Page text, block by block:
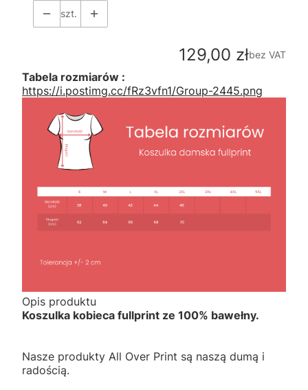
szt.
Cena
129,00 złbez VAT
Tabela rozmiarów :
https://i.postimg.cc/fRz3vfn1/Group-2445.png
Opis produktu
Koszulka kobieca fullprint ze 100% bawełny.
Nasze produkty All Over Print są naszą dumą i
radością.